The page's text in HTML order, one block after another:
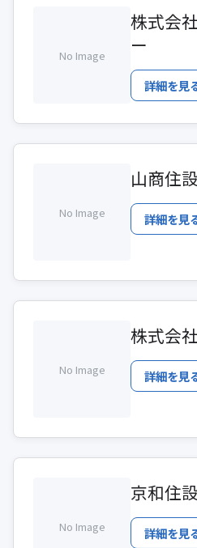
No Image
株式会
ー
詳細を見
No Image
山商住
詳細を見
No Image
株式会
詳細を見
No Image
京和住
詳細を見